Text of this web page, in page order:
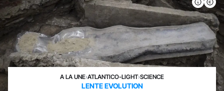
A LA UNE›ATLANTICO-LIGHT›SCIENCE
LENTE EVOLUTION